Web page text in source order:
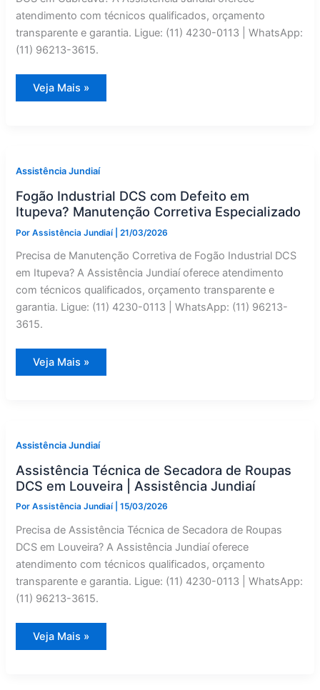
atendimento com técnicos qualificados, orçamento
transparente e garantia. Ligue: (11) 4230-0113 | WhatsApp:
(11) 96213-3615.
Eletrodomésticos
Importados
Especializado
Veja Mais »
Assistência Jundiaí
Fogão Industrial DCS com Defeito em
Itupeva? Manutenção Corretiva Especializado
PorAssistência Jundiaí |21/03/2026
Precisa de Manutenção Corretiva de Fogão Industrial DCS
em Itupeva? A Assistência Jundiaí oferece atendimento
com técnicos qualificados, orçamento transparente e
garantia. Ligue: (11) 4230-0113 | WhatsApp: (11) 96213-
3615.
Fogão
Industrial
Corretiva
Especializado
Veja Mais »
Assistência Jundiaí
Assistência Técnica de Secadora de Roupas
DCS em Louveira | Assistência Jundiaí
PorAssistência Jundiaí |15/03/2026
Precisa de Assistência Técnica de Secadora de Roupas
DCS em Louveira? A Assistência Jundiaí oferece
atendimento com técnicos qualificados, orçamento
transparente e garantia. Ligue: (11) 4230-0113 | WhatsApp:
(11) 96213-3615.
Assistência
Técnica
Veja Mais »